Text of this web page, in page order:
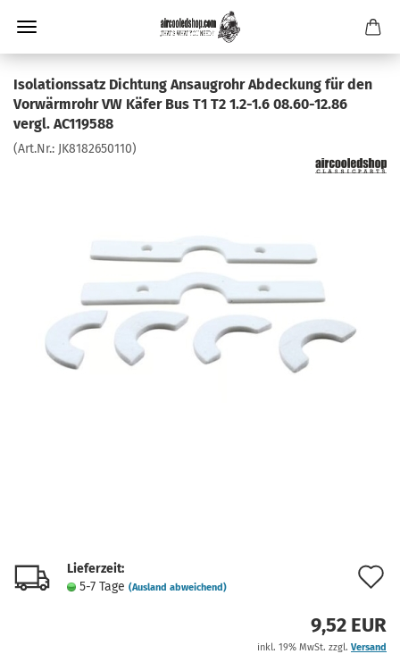
Isolationssatz Dichtung Ansaugrohr Abdeckung für den
Vorwärmrohr VW Käfer Bus T1 T2 1.2-1.6 08.60-12.86
vergl. AC119588
(Art.Nr.: JK8182650110)
Lieferzeit:
5-7 Tage (Ausland abweichend)
9,52 EUR
inkl. 19% MwSt. zzgl. Versand